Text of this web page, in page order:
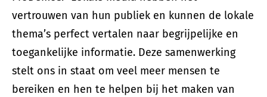
vertrouwen van hun publiek en kunnen de lokale
thema’s perfect vertalen naar begrijpelijke en
toegankelijke informatie. Deze samenwerking
stelt ons in staat om veel meer mensen te
bereiken en hen te helpen bij het maken van